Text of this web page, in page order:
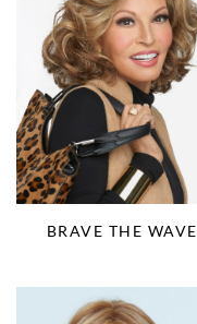
BRAVE THE WAVE